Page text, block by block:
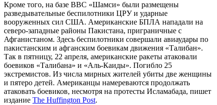
Кроме того, на базе ВВС «Шамси» были размещены
разведывательные беспилотники ЦРУ и ударные
вооруженных сил США. Американские БПЛА нападали на
северо-западные районы Пакистана, приграничные с
Афганистаном. Здесь беспилотники совершали авиаудары по
пакистанским и афганским боевикам движения «Талибан».
Так в пятницу, 22 апреля, американские ракеты атаковали
боевиков «Талибана» и «Аль-Каиды». Погибло 25
экстремистов. Из числа мирных жителей убиты две женщины
и пятеро детей. Американцы намереваются продолжать
атаковать боевиков, несмотря на протесты Исламабада, пишет
издание The Huffington Post.